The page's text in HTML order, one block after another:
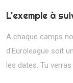
L'exemple à
A chaque camps
d'Euroleague soit
les dates. Tu